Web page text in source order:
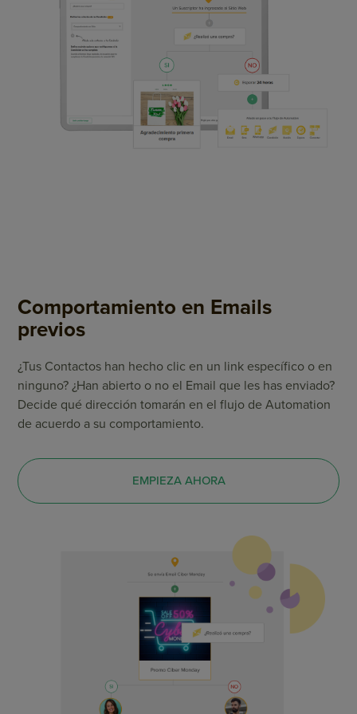
Comportamiento en Emails
previos
¿Tus Contactos han hecho clic en un link específico o en
ninguno? ¿Han abierto o no el Email que les has enviado?
Decide qué dirección tomarán en el flujo de Automation
de acuerdo a su comportamiento.
EMPIEZA AHORA